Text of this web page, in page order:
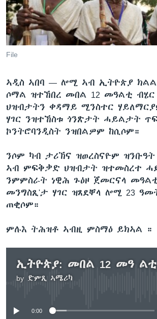
ቂሔ ጽልሚ
ቋንቋታት
File
ኣዲስ ኣበባ — ሎሚ ኣብ ኢትዮጵያ
ሶማል ዝተኸበረ መበል 12 መዓልቲ ብሄር
ህዝብታትን ቀዳማይ ሚንስተር
ሃገር ንዝተኸስቱ ጎንጽታት ሓይልታት
ኮንትሮባንዲስት ንዝበልዎም ከሲሶም።
ንሶም ካብ ታሪኽና ዝወረስናዮም
ኣብ ምፍቅቃድ ህዝብታት ዝተመስረተ
ንምምስራት ነዊሕ ጉዕዞ ጀመርናላ
መንግስጺ'ታ ሃገር ዝጸደቐላ ሎሚ 23
ጠቂሶም።
ምሉእ ትሕዝቶ ኣብዚ ምስማዕ ይክኣል ።
by ድምጺ ኣሜሪካ
No media source currently
0:00